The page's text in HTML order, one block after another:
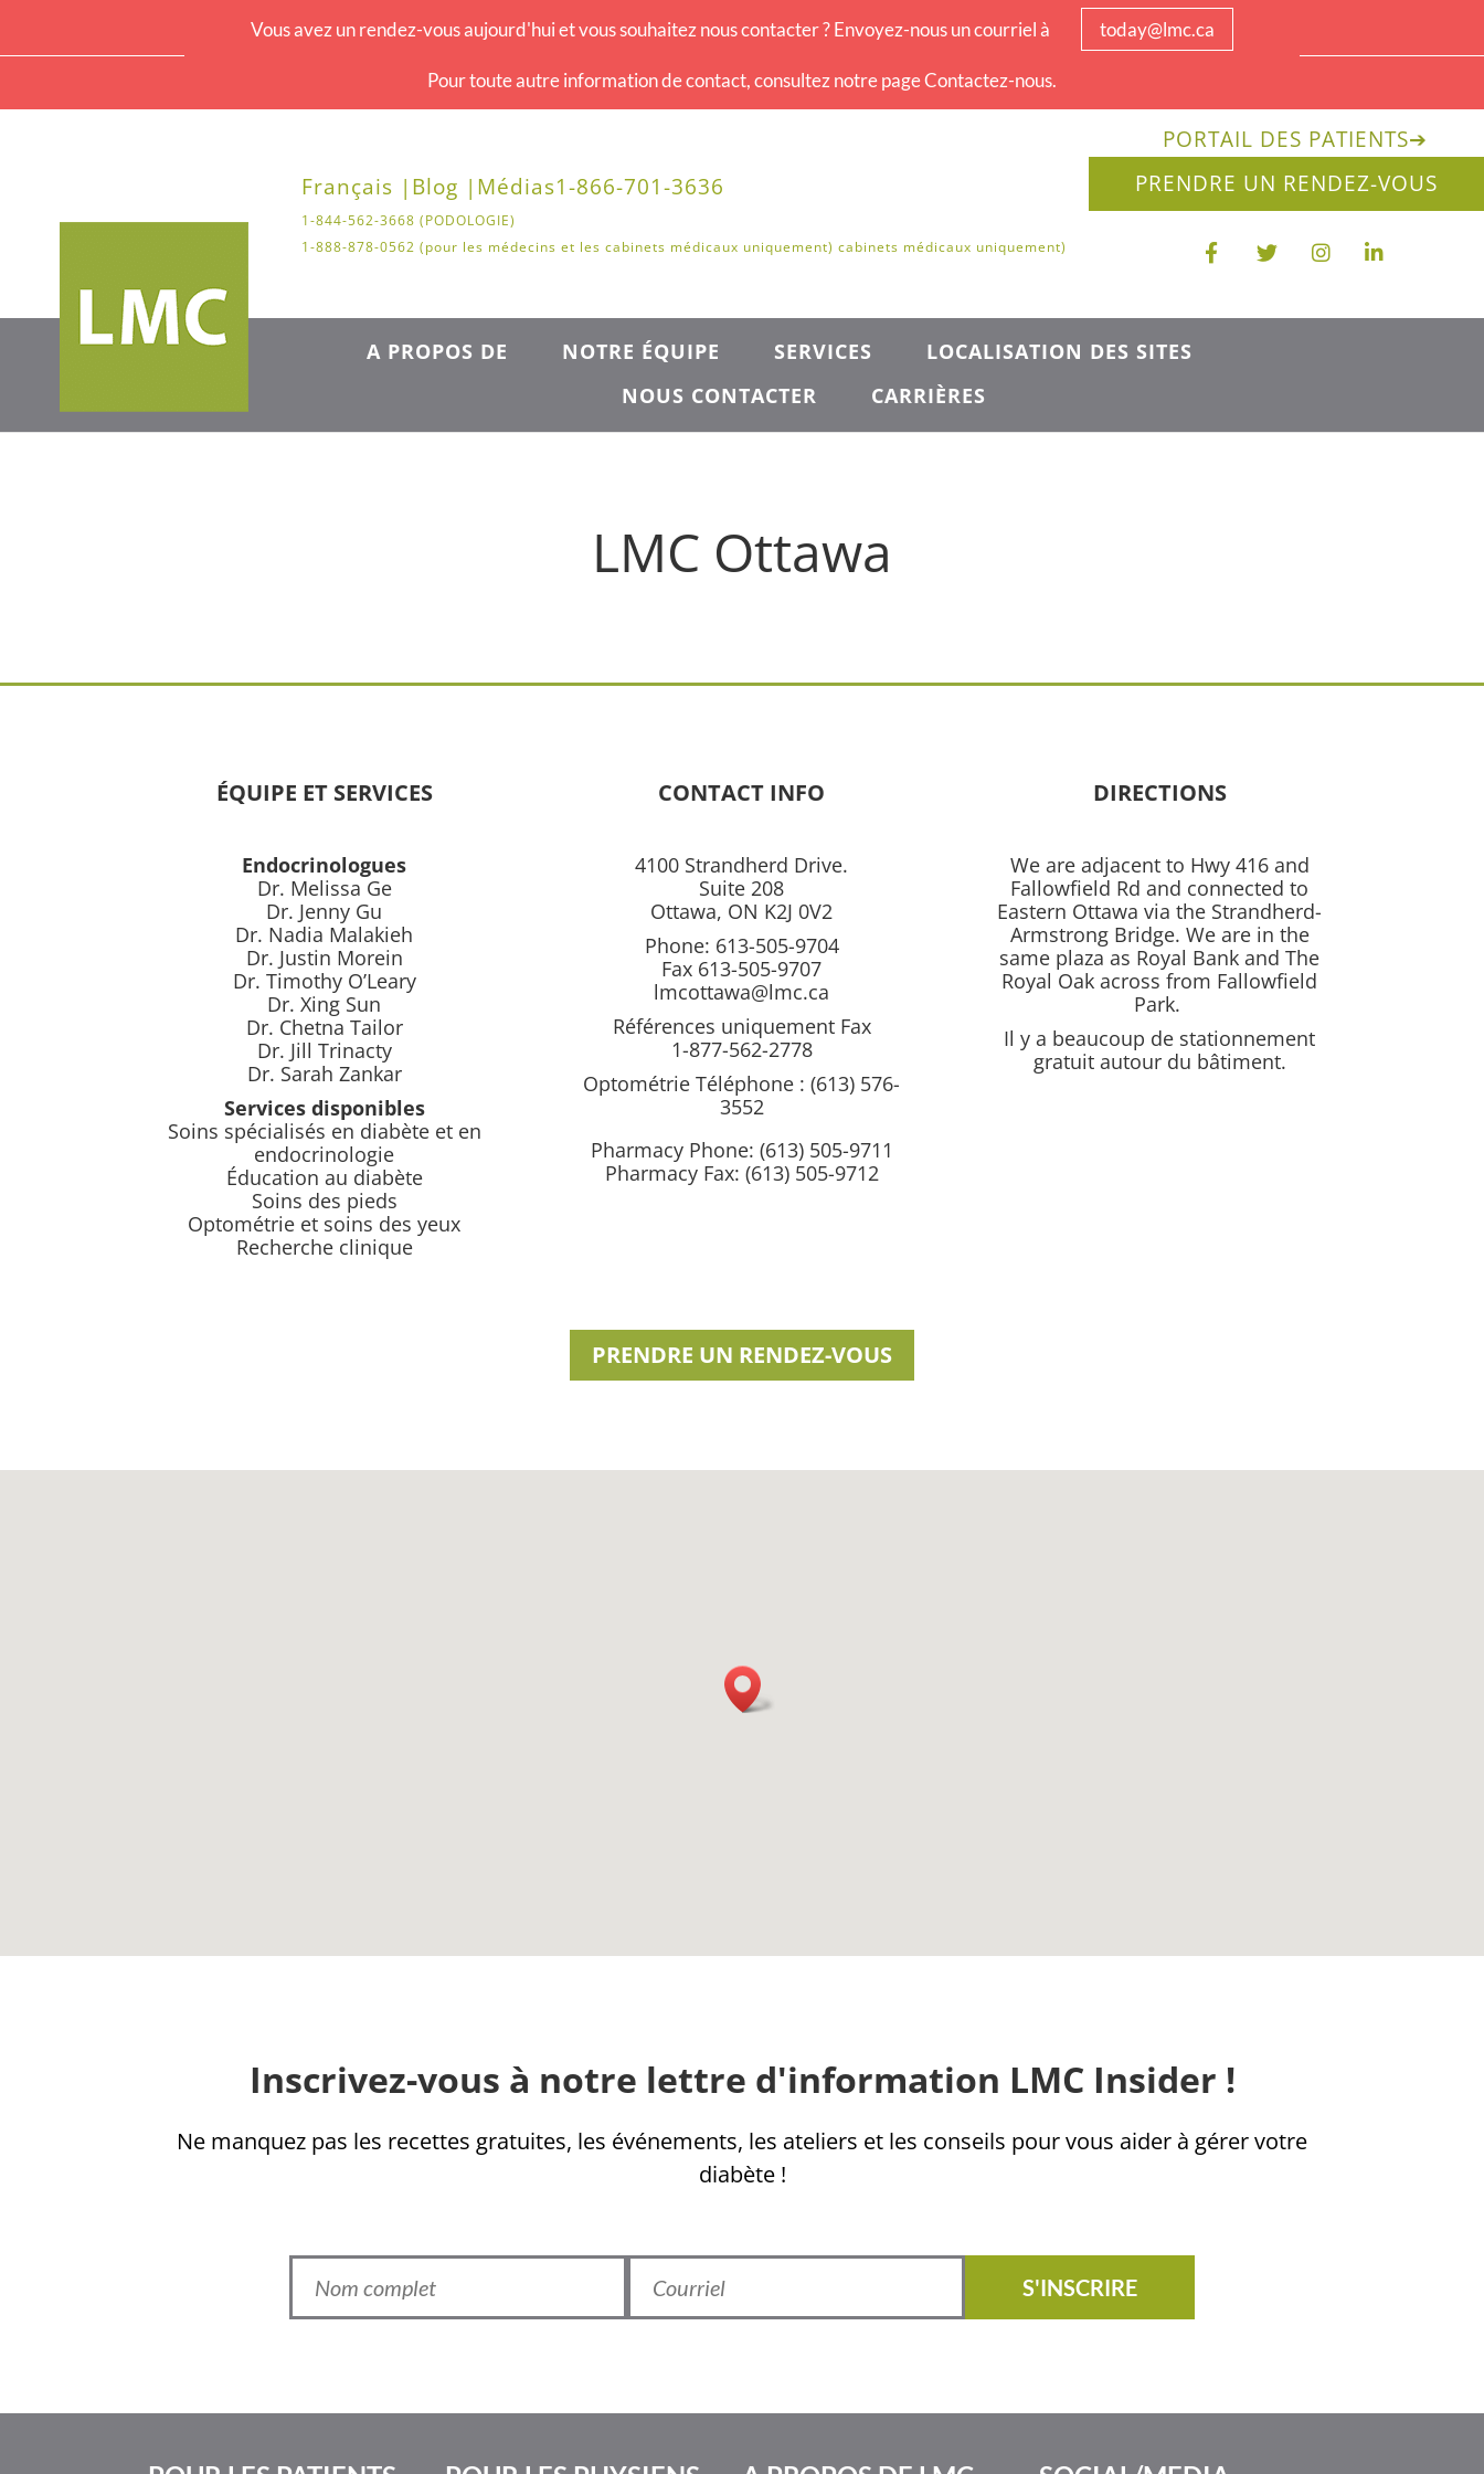
Vous avez un rendez-vous aujourd'hui et vous souhaitez nous contacter ? Envoyez-nous un courriel à today@lmc.ca
Pour toute autre information de contact, consultez notre page Contactez-nous.
Français | Blog | Médias1-866-701-3636
1-844-562-3668 (PODOLOGIE)
1-888-878-0562 (pour les médecins et les cabinets médicaux uniquement) cabinets médicaux uniquement)
PORTAIL DES PATIENTS➔
PRENDRE UN RENDEZ-VOUS
A PROPOS DE NOTRE ÉQUIPE SERVICES
LOCALISATION DES SITES
NOUS CONTACTER
CARRIÈRES
LMC Ottawa
ÉQUIPE ET SERVICES
Endocrinologues
Dr. Melissa Ge
Dr. Jenny Gu
Dr. Nadia Malakieh
Dr. Justin Morein
Dr. Timothy O’Leary
Dr. Xing Sun
Dr. Chetna Tailor
Dr. Jill Trinacty
Dr. Sarah Zankar
Services disponibles
Soins spécialisés en diabète et en
endocrinologie
Éducation au diabète
Soins des pieds
Optométrie et soins des yeux
Recherche clinique
CONTACT INFO
4100 Strandherd Drive.
Suite 208
Ottawa, ON K2J 0V2
Phone: 613-505-9704
Fax 613-505-9707
lmcottawa@lmc.ca
Références uniquement Fax
1-877-562-2778
Optométrie Téléphone :(613) 576-
3552
Pharmacy Phone: (613) 505-9711
Pharmacy Fax: (613) 505-9712
DIRECTIONS
We are adjacent to Hwy 416 and
Fallowfield Rd and connected to
Eastern Ottawa via the Strandherd-
Armstrong Bridge. We are in the
same plaza as Royal Bank and The
Royal Oak across from Fallowfield
Park.
Il y a beaucoup de stationnement
gratuit autour du bâtiment.
PRENDRE UN RENDEZ-VOUS
Inscrivez-vous à notre lettre d'information LMC Insider !
Ne manquez pas les recettes gratuites, les événements, les ateliers et les conseils pour vous aider à gérer votre
diabète !
S'INSCRIRE